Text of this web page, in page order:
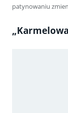
patynowaniu